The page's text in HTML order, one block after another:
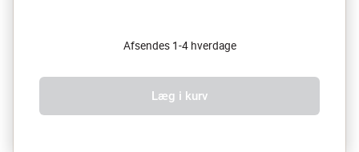
Afsendes 1-4 hverdage
Læg i kurv